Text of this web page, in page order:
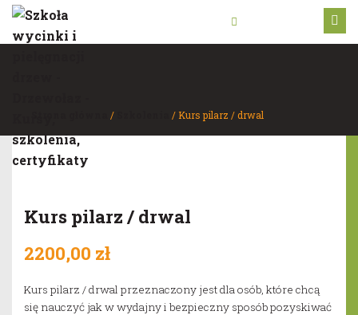
/ / Kurs pilarz / drwal
Kurs pilarz / drwal
2200,00 zł
Kurs pilarz / drwal przeznaczony jest dla osób, które chcą
się nauczyć jak w wydajny i bezpieczny sposób pozyskiwać